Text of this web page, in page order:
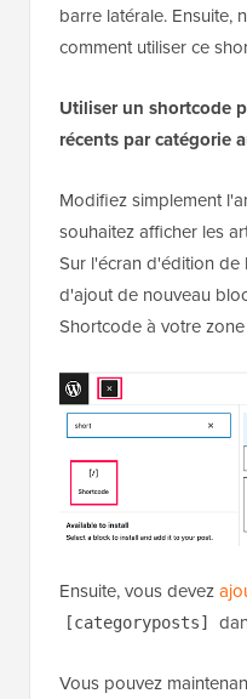
barre latérale. Ensuite,
comment utiliser ce
Utiliser un shortcode
récents par catégorie
Modifiez simplement
souhaitez afficher les
Sur l'écran d'édition de
d'ajout de nouveau
Shortcode à votre
Ensuite, vous devez
[categoryposts]
Vous pouvez